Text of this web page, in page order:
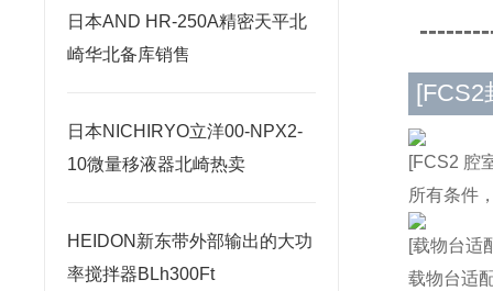
日本AND HR-250A精密天平北
崎华北备库销售
日本NICHIRYO立洋00-NPX2-
10微量移液器北崎热卖
HEIDON新东带外部输出的大功
率搅拌器BLh300Ft
[FCS2
[FCS2 腔
所有条件
[载物台适
载物台适